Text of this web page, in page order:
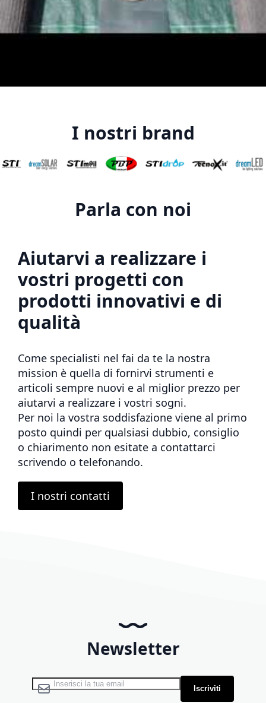
I nostri brand
Parla con noi
Aiutarvi a realizzare i
vostri progetti con
prodotti innovativi e di
qualità
Come specialisti nel fai da te la nostra
mission è quella di fornirvi strumenti e
articoli sempre nuovi e al miglior prezzo per
aiutarvi a realizzare i vostri sogni.
Per noi la vostra soddisfazione viene al primo
posto quindi per qualsiasi dubbio, consiglio
o chiarimento non esitate a contattarci
scrivendo o telefonando.
I nostri contatti
Newsletter
Iscriviti alla nostra Newsletter: Iscriviti